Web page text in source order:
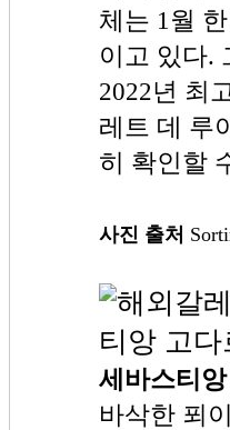
체는 1월
이고 있다.
2022년 최
레트 데 루
히 확인할
사진 출처
세바스티
바삭한 푀